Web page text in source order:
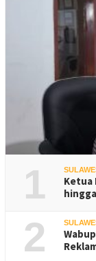
1
Ketua
2